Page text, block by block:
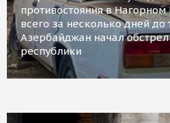
противостояния в
всего за несколько дней до
Азербайджан начал
республики